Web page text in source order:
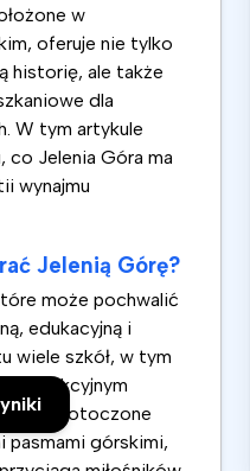
w
oferuje nie tylko
historię, ale także
dla
W tym artykule
co Jelenia Góra ma
wynajmu
Jelenią Górę?
może pochwalić
edukacyjną i
wiele szkół, w tym
je atrakcyjnym
Miasto otoczone
pasmami górskimi,